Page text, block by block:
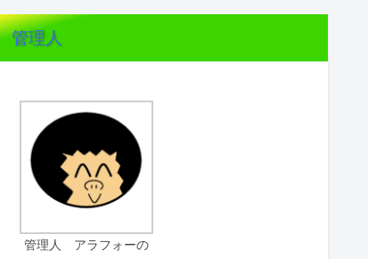
管理人
管理人 アラフォーの